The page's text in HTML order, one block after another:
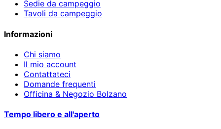
Sedie da campeggio
Tavoli da campeggio
Informazioni
Chi siamo
Il mio account
Contattateci
Domande frequenti
Officina & Negozio Bolzano
Tempo libero e all'aperto